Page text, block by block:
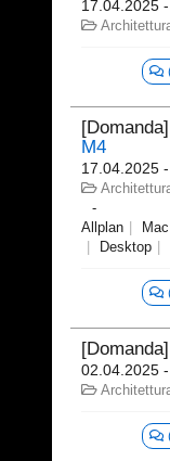
17.04.2025
[Domanda]
M4
17.04.2025
Allplan Mac
Desktop
[Domanda]
02.04.2025